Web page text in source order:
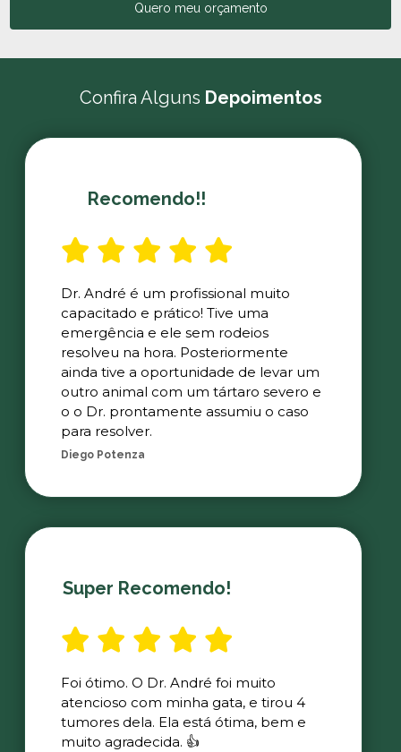
Quero meu orçamento
Confira Alguns Depoimentos
Recomendo!!
Dr. André é um profissional muito
capacitado e prático! Tive uma
emergência e ele sem rodeios
resolveu na hora. Posteriormente
ainda tive a oportunidade de levar um
outro animal com um tártaro severo e
o o Dr. prontamente assumiu o caso
para resolver.
Diego Potenza
Super Recomendo!
Foi ótimo. O Dr. André foi muito
atencioso com minha gata, e tirou 4
tumores dela. Ela está ótima, bem e
muito agradecida. 👍